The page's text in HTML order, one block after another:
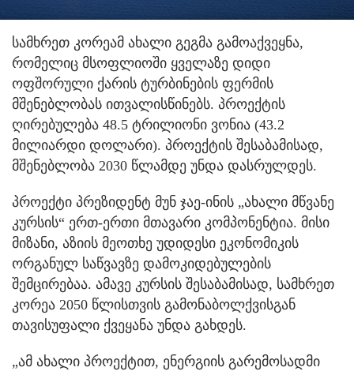
სამხრეთ კორეამ ახალი გეგმა გამოაქვეყნა,
რომელიც მსოფლიოში ყველაზე დიდი
ოფშორული ქარის ტურბინების ფერმის
მშენებლობას ითვალისწინებს. პროექტის
ღირებულება 48.5 ტრილიონი ვონია (43.2
მილიარდი დოლარი). პროექტის შესაბამისად,
მშენებლობა 2030 წლამდე უნდა დასრულდეს.
პროექტი პრეზიდენტ მუნ ჯაე-ინის „ახალი მწვანე
კურსის“ ერთ-ერთი მთავარი კომპონენტია. მისი
მიზანი, აზიის მეოთხე უდიდესი ეკონომიკის
ორგანულ საწვავზე დამოკიდებულების
შემცირებაა. ამავე კურსის შესაბამისად, სამხრეთ
კორეა 2050 წლისთვის გამონაბოლქვისგან
თავისუფალი ქვეყანა უნდა გახდეს.
„ამ ახალი პროექტით, ენერგიის გარემოსადმი